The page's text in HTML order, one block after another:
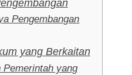
Pengembangan
yang Berkaitan
Pemerintah yang